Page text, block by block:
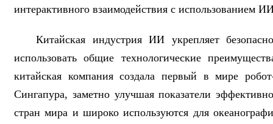
интерактивного взаимодействия с использованием
Китайская индустрия ИИ укрепляет
использовать общие технологические
китайская компания создала первый в мире
Сингапура, заметно улучшая показатели
стран мира и широко используются для